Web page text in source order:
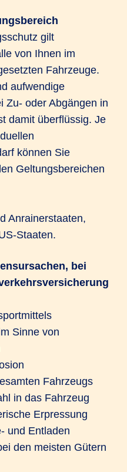
gilt
von Ihnen im
Fahrzeuge.
aufwendige
Zu- oder Abgängen in
damit überflüssig. Je
können Sie
Geltungsbereichen
Anrainerstaaten,
Staaten.
bei
Sinne von
Fahrzeugs
in das Fahrzeug
Erpressung
und Entladen
den meisten Gütern